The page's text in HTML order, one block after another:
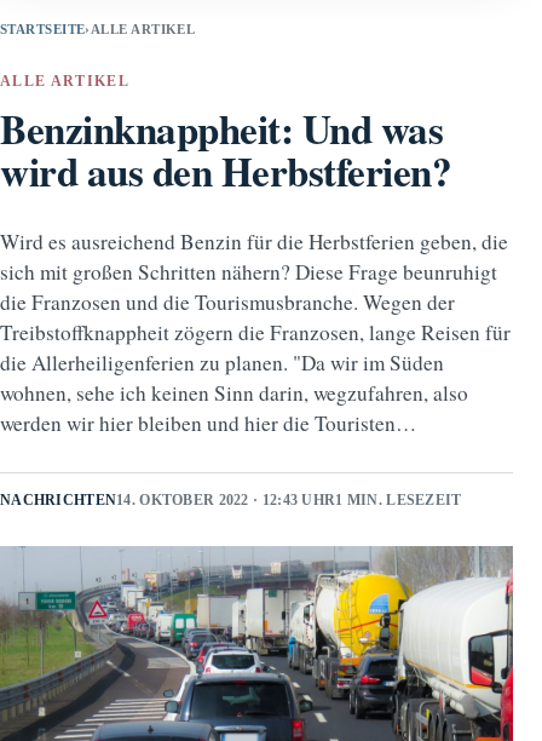
STARTSEITE› ALLE ARTIKEL
ALLE ARTIKEL
Benzinknappheit: Und was
wird aus den Herbstferien?
Wird es ausreichend Benzin für die Herbstferien geben, die
sich mit großen Schritten nähern? Diese Frage beunruhigt
die Franzosen und die Tourismusbranche. Wegen der
Treibstoffknappheit zögern die Franzosen, lange Reisen für
die Allerheiligenferien zu planen. "Da wir im Süden
wohnen, sehe ich keinen Sinn darin, wegzufahren, also
werden wir hier bleiben und hier die Touristen…
NACHRICHTEN14. OKTOBER 2022 · 12:43 UHR1 MIN. LESEZEIT